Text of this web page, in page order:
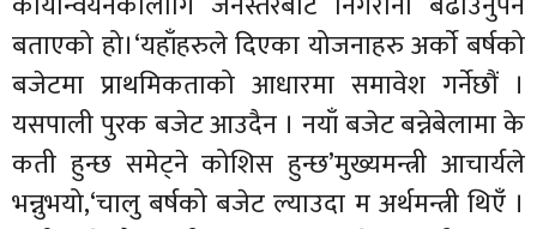
बताएको हो।‘यहाँहरुले दिएका योजनाहरु अर्काे बर्षको
बजेटमा प्राथमिकताको आधारमा समावेश गर्नेछौं ।
यसपाली पुरक बजेट आउदैन । नयाँ बजेट बन्नेबेलामा के
कती हुन्छ समेट्ने कोशिस हुन्छ’मुख्यमन्त्री आचार्यले
भन्नुभयो,‘चालु बर्षको बजेट ल्याउदा म अर्थमन्त्री थिएँ ।